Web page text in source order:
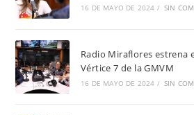
16 DE MAYO DE 2024 / SIN
Radio Miraflores estrena
Vértice 7 de la GMVM
16 DE MAYO DE 2024 / SIN